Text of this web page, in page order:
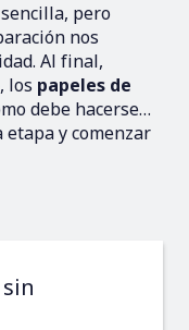
pero
nos
Al final,
los papeles de
debe hacerse…
y comenzar